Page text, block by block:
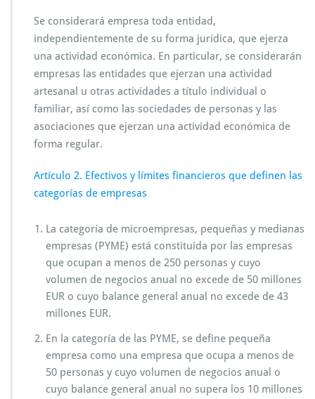
Se considerará empresa toda entidad,
independientemente de su forma jurídica, que ejerza
una actividad económica. En particular, se considerarán
empresas las entidades que ejerzan una actividad
artesanal u otras actividades a título individual o
familiar, así como las sociedades de personas y las
asociaciones que ejerzan una actividad económica de
forma regular.
Artículo 2. Efectivos y límites financieros que definen las
categorías de empresas
La categoría de microempresas, pequeñas y medianas
empresas (PYME) está constituida por las empresas
que ocupan a menos de 250 personas y cuyo
volumen de negocios anual no excede de 50 millones
EUR o cuyo balance general anual no excede de 43
millones EUR.
En la categoría de las PYME, se define pequeña
empresa como una empresa que ocupa a menos de
50 personas y cuyo volumen de negocios anual o
cuyo balance general anual no supera los 10 millones